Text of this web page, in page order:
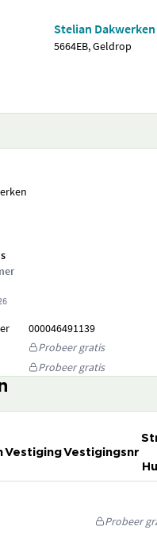
Stelian Dakwerken
5664EB, Geldrop
000046491139
Probeer gratis
Probeer gratis
VestigingVestigingsnr
Probeer